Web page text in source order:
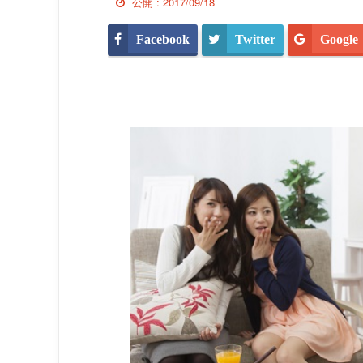
Facebook Twitter Google